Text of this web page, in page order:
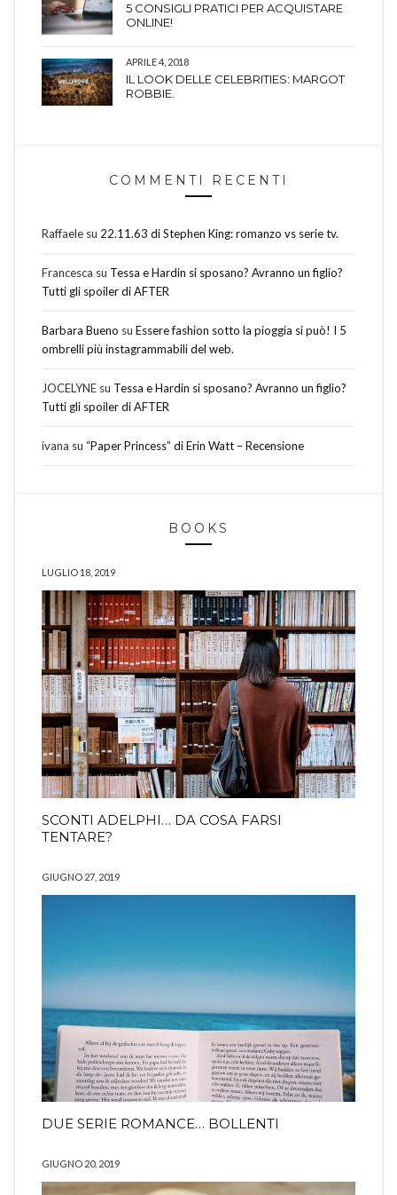
5 CONSIGLI PRATICI PER ACQUISTARE
ONLINE!
APRILE 4, 2018
IL LOOK DELLE CELEBRITIES: MARGOT
ROBBIE.
COMMENTI RECENTI
Raffaele su 22.11.63 di Stephen King: romanzo vs serie tv.
Francesca su Tessa e Hardin si sposano? Avranno un figlio?
Tutti gli spoiler di AFTER
Barbara Bueno su Essere fashion sotto la pioggia si può! I 5
ombrelli più instagrammabili del web.
JOCELYNE su Tessa e Hardin si sposano? Avranno un figlio?
Tutti gli spoiler di AFTER
ivana su “Paper Princess” di Erin Watt – Recensione
BOOKS
LUGLIO 18, 2019
SCONTI ADELPHI… DA COSA FARSI
TENTARE?
GIUGNO 27, 2019
DUE SERIE ROMANCE… BOLLENTI
GIUGNO 20, 2019